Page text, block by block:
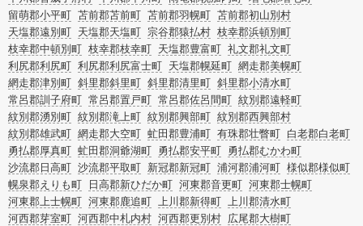
留萌郡小平町 苫前郡苫前町 苫前郡羽幌町 苫前郡初山別村
天塩郡遠別町 天塩郡天塩町 宗谷郡猿払村 枝幸郡浜頓別町
枝幸郡中頓別町 枝幸郡枝幸町 天塩郡豊富町 礼文郡礼文町
利尻郡利尻町 利尻郡利尻富士町 天塩郡幌延町 網走郡美幌町
網走郡津別町 斜里郡斜里町 斜里郡清里町 斜里郡小清水町
常呂郡訓子府町 常呂郡置戸町 常呂郡佐呂間町 紋別郡遠軽町
紋別郡湧別町 紋別郡滝上町 紋別郡興部町 紋別郡西興部村
紋別郡雄武町 網走郡大空町 虻田郡豊浦町 有珠郡壮瞥町 白老郡白老町
勇払郡厚真町 虻田郡洞爺湖町 勇払郡安平町 勇払郡むかわ町
沙流郡日高町 沙流郡平取町 新冠郡新冠町 浦河郡浦河町 様似郡様似町
幌泉郡えりも町
日高郡新ひだか町 河東郡音更町 河東郡士幌町
河東郡上士幌町 河東郡鹿追町 上川郡新得町 上川郡清水町
河西郡芽室町 河西郡中札内村 河西郡更別村 広尾郡大樹町